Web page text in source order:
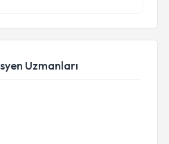
Uzmanları